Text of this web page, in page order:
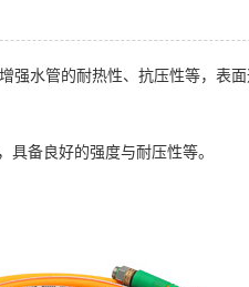
强水管的耐热性、抗压性等，表
具备良好的强度与耐压性等。